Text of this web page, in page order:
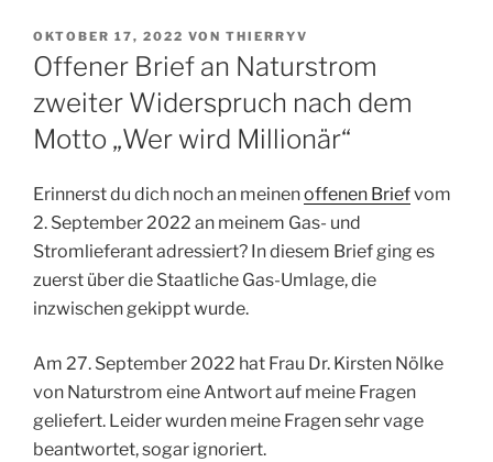
VERÖFFENTLICHT
AM
OKTOBER 17, 2022 VON THIERRYV
Offener Brief an Naturstrom
zweiter Widerspruch nach dem
Motto „Wer wird Millionär“
Erinnerst du dich noch an meinenoffenen Briefvom
2. September 2022 an meinem Gas- und
Stromlieferant adressiert? In diesem Brief ging es
zuerst über die Staatliche Gas-Umlage, die
inzwischen gekippt wurde.
Am 27. September 2022 hat Frau Dr. Kirsten Nölke
von Naturstrom eine Antwort auf meine Fragen
geliefert. Leider wurden meine Fragen sehr vage
beantwortet, sogar ignoriert.